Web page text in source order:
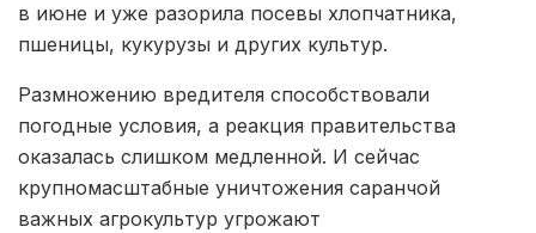
в июне и уже разорила посевы хлопчатника,
пшеницы, кукурузы и других культур.
Размножению вредителя способствовали
погодные условия, а реакция правительства
оказалась слишком медленной. И сейчас
крупномасштабные уничтожения саранчой
важных агрокультур угрожают